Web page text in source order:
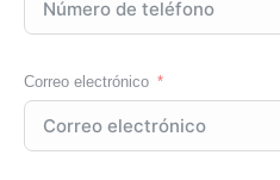
Correo electrónico